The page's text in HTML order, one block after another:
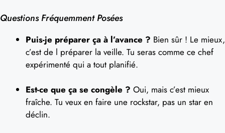
Questions Fréquemment Posées
Puis-je préparer ça à l’avance ? Bien sûr ! Le mieux,
c’est de l préparer la veille. Tu seras comme ce chef
expérimenté qui a tout planifié.
Est-ce que ça se congèle ? Oui, mais c’est mieux
fraîche. Tu veux en faire une rockstar, pas un star en
déclin.